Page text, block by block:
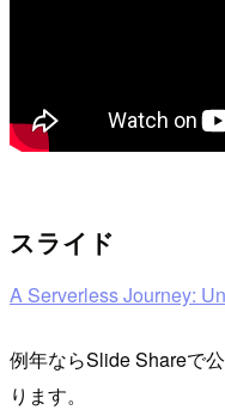
スライド
A Serverless Journey:
例年ならSlide Shareで
ります。